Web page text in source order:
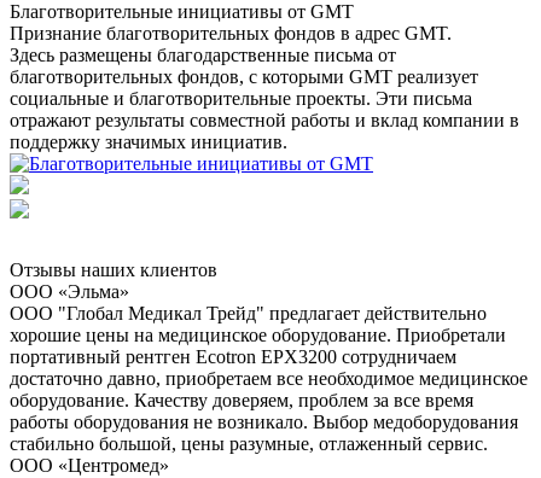
Благотворительные инициативы от GMT
Признание благотворительных фондов в адрес GMT.
Здесь размещены благодарственные письма от
благотворительных фондов, с которыми GMT реализует
социальные и благотворительные проекты. Эти письма
отражают результаты совместной работы и вклад компании в
поддержку значимых инициатив.
Отзывы наших клиентов
ООО «Эльма»
ООО "Глобал Медикал Трейд" предлагает действительно
хорошие цены на медицинское оборудование. Приобретали
портативный рентген Ecotron EPX3200 сотрудничаем
достаточно давно, приобретаем все необходимое медицинское
оборудование. Качеству доверяем, проблем за все время
работы оборудования не возникало. Выбор медоборудования
стабильно большой, цены разумные, отлаженный сервис.
ООО «Центромед»